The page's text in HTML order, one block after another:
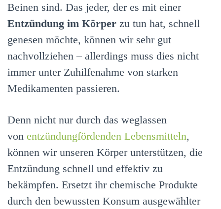
Beinen sind. Das jeder, der es mit einer
Entzündung im Körper zu tun hat, schnell
genesen möchte, können wir sehr gut
nachvollziehen – allerdings muss dies nicht
immer unter Zuhilfenahme von starken
Medikamenten passieren.
Denn nicht nur durch das weglassen
von entzündungfördenden Lebensmitteln,
können wir unseren Körper unterstützen, die
Entzündung schnell und effektiv zu
bekämpfen. Ersetzt ihr chemische Produkte
durch den bewussten Konsum ausgewählter